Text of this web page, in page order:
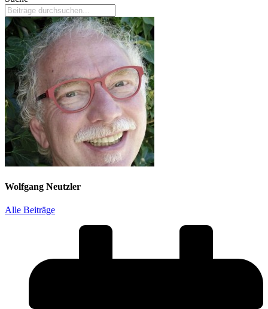
Wolfgang Neutzler
Alle Beiträge